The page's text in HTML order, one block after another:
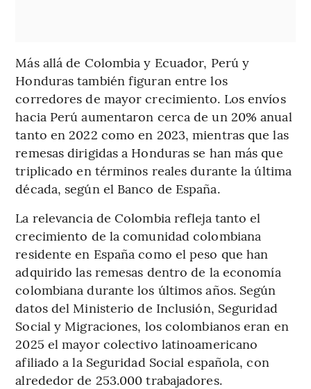
Más allá de Colombia y Ecuador, Perú y
Honduras también figuran entre los
corredores de mayor crecimiento. Los envíos
hacia Perú aumentaron cerca de un 20% anual
tanto en 2022 como en 2023, mientras que las
remesas dirigidas a Honduras se han más que
triplicado en términos reales durante la última
década, según el Banco de España.
La relevancia de Colombia refleja tanto el
crecimiento de la comunidad colombiana
residente en España como el peso que han
adquirido las remesas dentro de la economía
colombiana durante los últimos años. Según
datos del Ministerio de Inclusión, Seguridad
Social y Migraciones, los colombianos eran en
2025 el mayor colectivo latinoamericano
afiliado a la Seguridad Social española, con
alrededor de 253.000 trabajadores.